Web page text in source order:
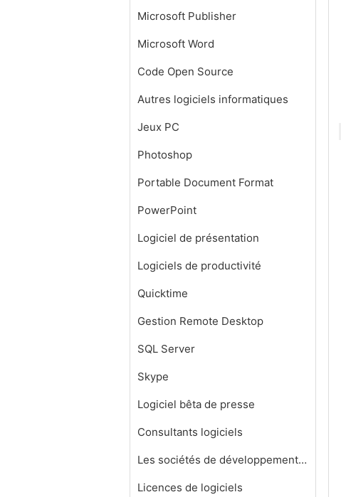
Microsoft Publisher
Microsoft Word
Code Open Source
Autres logiciels informatiques
Jeux PC
Photoshop
Portable Document Format
PowerPoint
Logiciel de présentation
Logiciels de productivité
Quicktime
Gestion Remote Desktop
SQL Server
Skype
Logiciel bêta de presse
Consultants logiciels
Les sociétés de développement de logiciels
Licences de logiciels